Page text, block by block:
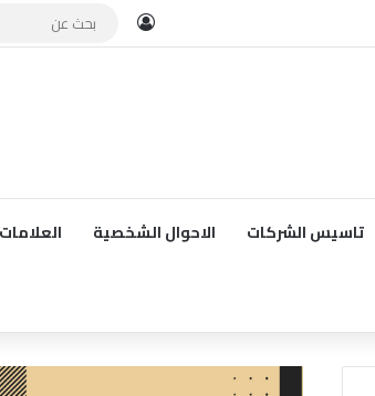
تسجيل الدخول
تاسيس الشركات الاحوال الشخصية